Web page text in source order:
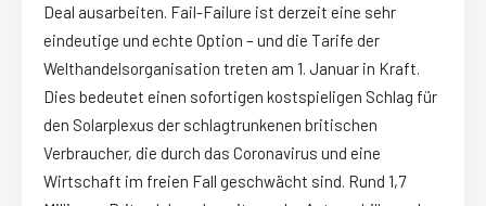
Deal ausarbeiten. Fail-Failure ist derzeit eine sehr
eindeutige und echte Option – und die Tarife der
Welthandelsorganisation treten am 1. Januar in Kraft.
Dies bedeutet einen sofortigen kostspieligen Schlag für
den Solarplexus der schlagtrunkenen britischen
Verbraucher, die durch das Coronavirus und eine
Wirtschaft im freien Fall geschwächt sind. Rund 1,7